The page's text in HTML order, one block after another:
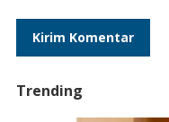
Trending